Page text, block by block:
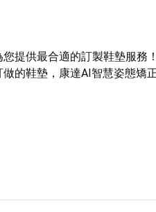
提供最合適的訂製鞋墊服務！
的鞋墊，康達AI智慧姿態矯